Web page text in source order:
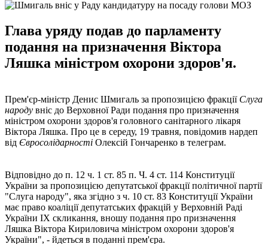
Глава уряду подав до парламенту
подання на призначення Віктора
Ляшка міністром охорони здоров'я.
Прем'єр-міністр Денис Шмигаль за пропозицією фракції Слуга
народу вніс до Верховної Ради подання про призначення
міністром охорони здоров'я головного санітарного лікаря
Віктора Ляшка. Про це в середу, 19 травня, повідомив нардеп
від Євросолідарності Олексій Гончаренко в телеграм.
Відповідно до п. 12 ч. 1 ст. 85 п. Ч. 4 ст. 114 Конституції
України за пропозицією депутатської фракції політичної партії
"Слуга народу", яка згідно з ч. 10 ст. 83 Конституції України
має право коаліції депутатських фракцій у Верховній Раді
України ІХ скликання, вношу подання про призначення
Ляшка Віктора Кириловича міністром охорони здоров'я
України", - йдеться в поданні прем'єра.